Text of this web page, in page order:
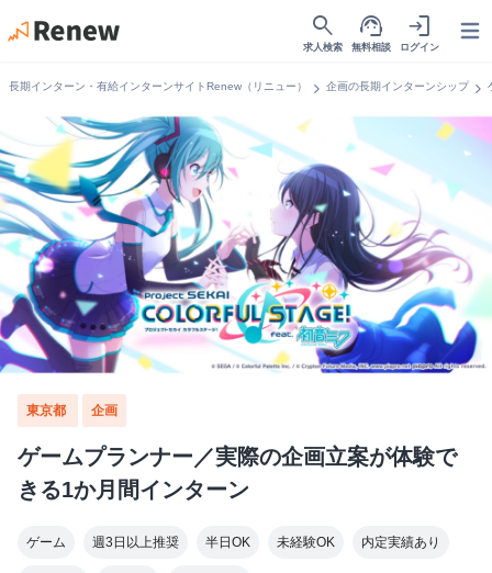
search
求人検索
support_agent
無料相談
login
ログイン
長期インターン・有給インターンサイトRenew（リニュー） chevron_right 企画の長期インターンシップchevron_right
東京都 企画
ゲームプランナー／実際の企画立案が体験で
きる1か月間インターン
ゲーム 週3日以上推奨 半日OK 未経験OK 内定実績あり